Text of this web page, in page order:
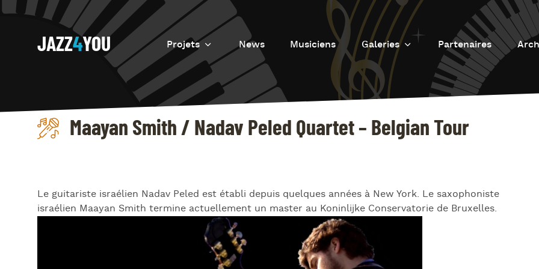
JAZZ4YOU Projets
Introduction
Resurrection
Eretz
News Musiciens Galeries
Galerie photos
Galerie Vidéos
Partenaires
Maayan Smith / Nadav Peled Quartet – Belgian Tour
Le guitariste israélien Nadav Peled est établi depuis quelques années à New York. Le saxophoniste
israélien Maayan Smith termine actuellement un master au Koninlijke Conservatorie de Bruxelles.